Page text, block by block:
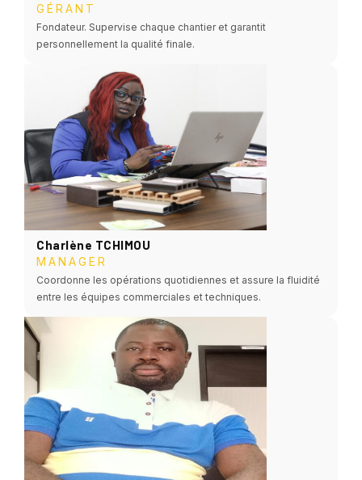
GÉRANT
Fondateur. Supervise chaque chantier et garantit
personnellement la qualité finale.
Charlène TCHIMOU
MANAGER
Coordonne les opérations quotidiennes et assure la fluidité
entre les équipes commerciales et techniques.